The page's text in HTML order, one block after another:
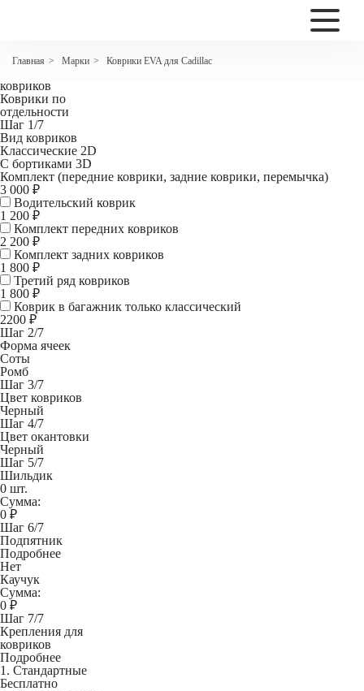
Главная > Марки > Коврики EVA для Cadillac
Коврики EVA для Cadillac Escalade III 7 мест
ковриков
Коврики по
отдельности
Шаг 1/7
Вид ковриков
Классические 2D
С бортиками 3D
Комплект (передние коврики, задние коврики, перемычка)
3 000 ₽
Водительский коврик
1 200 ₽
Комплект передних ковриков
2 200 ₽
Комплект задних ковриков
1 800 ₽
Третий ряд ковриков
1 800 ₽
Коврик в багажник только классический
2200 ₽
Шаг 2/7
Форма ячеек
Соты
Ромб
Шаг 3/7
Цвет ковриков
Черный
Шаг 4/7
Цвет окантовки
Черный
Шаг 5/7
Шильдик
0 шт.
Сумма:
0 ₽
Шаг 6/7
Подпятник
Подробнее
Нет
Каучук
Сумма:
0 ₽
Шаг 7/7
Крепления для
ковриков
Подробнее
1. Стандартные
Бесплатно